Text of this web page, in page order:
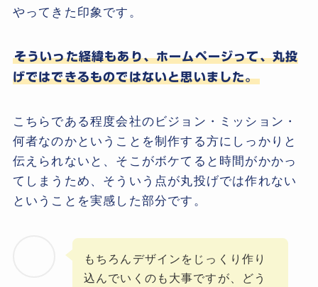
やってきた印象です。
そういった経緯もあり、ホームページって、丸投
げではできるものではないと思いました。
こちらである程度会社のビジョン・ミッション・
何者なのかということを制作する方にしっかりと
伝えられないと、そこがボケてると時間がかかっ
てしまうため、そういう点が丸投げでは作れない
ということを実感した部分です。
もちろんデザインをじっくり作り
込んでいくのも大事ですが、どう